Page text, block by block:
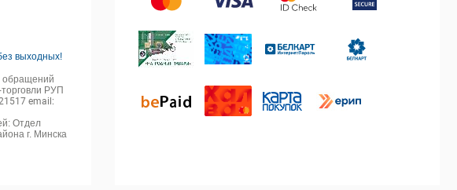
выходных!
обращений
РУП
email:
Отдел
г. Минска